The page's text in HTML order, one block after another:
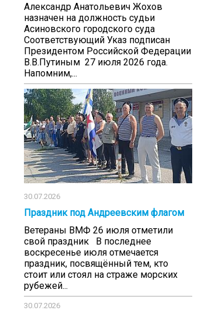
Александр Анатольевич Жохов
назначен на должность судьи
Асиновского городского суда
Соответствующий Указ подписан
Президентом Российской Федерации
В.В.Путиным 27 июля 2026 года.
Напомним,...
30.07.2026
Праздник под Андреевским флагом
Ветераны ВМФ 26 июля отметили
свой праздник В последнее
воскресенье июля отмечается
праздник, посвящённый тем, кто
стоит или стоял на страже морских
рубежей...
30.07.2026